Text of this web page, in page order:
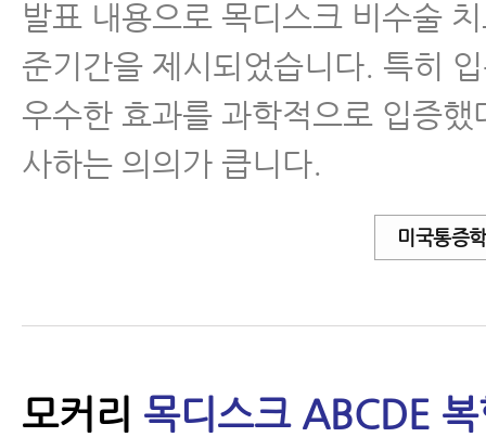
발표 내용으로 목디스크 비수술
준기간을 제시되었습니다. 특히
우수한 효과를 과학적으로 입증했
사하는 의의가 큽니다.
미국통증
모커리 목디스크 ABCDE